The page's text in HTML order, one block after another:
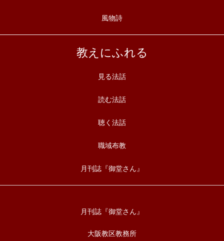
風物詩
教えにふれる
見る法話
読む法話
聴く法話
職域布教
月刊誌『御堂さん』
月刊誌『御堂さん』
大阪教区教務所